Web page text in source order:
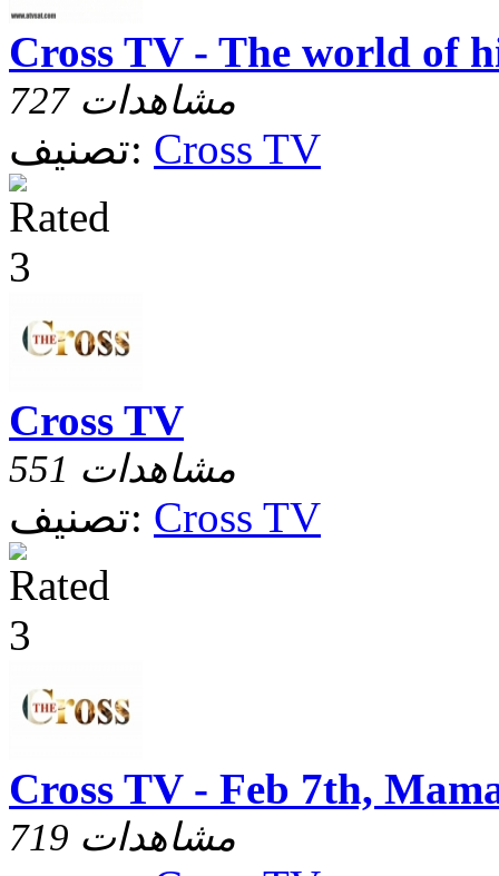
Cross TV - The world of
727 مشاهدات
تصنيف: Cross TV
Cross TV
551 مشاهدات
تصنيف: Cross TV
Cross TV - Feb 7th,
719 مشاهدات